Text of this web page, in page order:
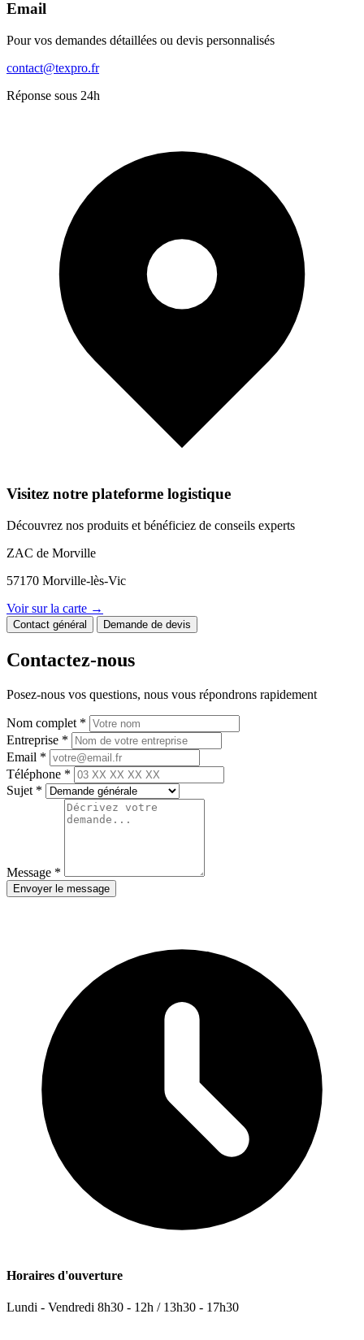
Email
Pour vos demandes détaillées ou devis personnalisés
contact@texpro.fr
Réponse sous 24h
Visitez notre plateforme logistique
Découvrez nos produits et bénéficiez de conseils experts
ZAC de Morville
57170 Morville-lès-Vic
Voir sur la carte →
Contact général Demande de devis
Contactez-nous
Posez-nous vos questions, nous vous répondrons rapidement
Nom complet *
Entreprise *
Email *
Téléphone *
Sujet *
Message *
Envoyer le message
Horaires d'ouverture
Lundi - Vendredi 8h30 - 12h / 13h30 - 17h30